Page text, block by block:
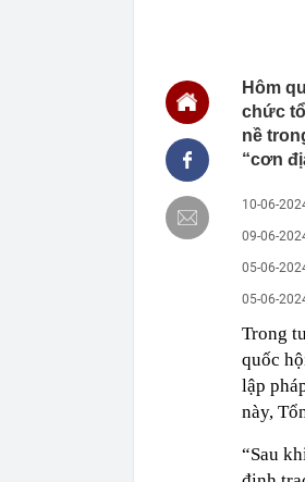
Hôm
chức
nề
“cơn
10-06-
09-06-
05-06-
05-06-
Trong
quốc
lập
này,
“Sau